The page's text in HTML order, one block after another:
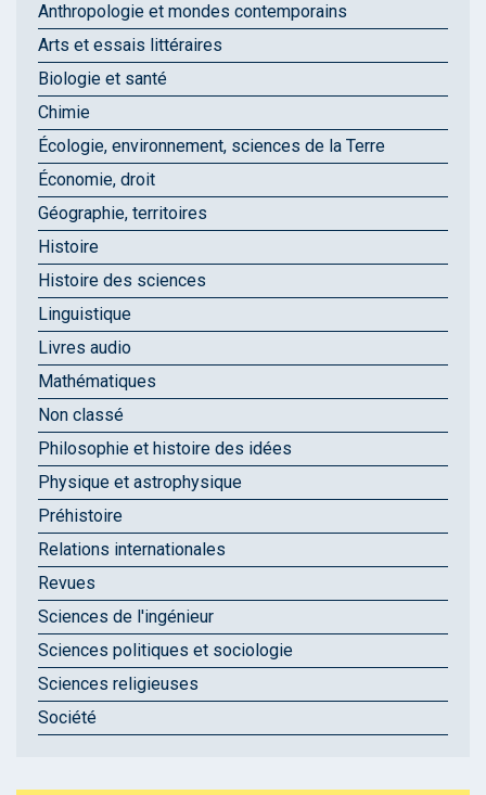
Anthropologie et mondes contemporains
Arts et essais littéraires
Biologie et santé
Chimie
Écologie, environnement, sciences de la Terre
Économie, droit
Géographie, territoires
Histoire
Histoire des sciences
Linguistique
Livres audio
Mathématiques
Non classé
Philosophie et histoire des idées
Physique et astrophysique
Préhistoire
Relations internationales
Revues
Sciences de l'ingénieur
Sciences politiques et sociologie
Sciences religieuses
Société